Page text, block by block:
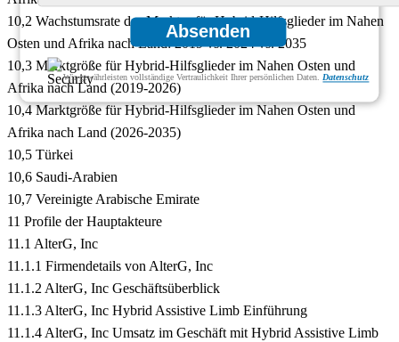
Absenden
Wir gewährleisten vollständige Vertraulichkeit Ihrer persönlichen Daten. Datenschutz
10,2 Wachstumsrate des Marktes für Hybrid-Hilfsglieder im Nahen
Osten und Afrika nach Land: 2019 vs. 2024 vs. 2035
10,3 Marktgröße für Hybrid-Hilfsglieder im Nahen Osten und
Afrika nach Land (2019-2026)
10,4 Marktgröße für Hybrid-Hilfsglieder im Nahen Osten und
Afrika nach Land (2026-2035)
10,5 Türkei
10,6 Saudi-Arabien
10,7 Vereinigte Arabische Emirate
11 Profile der Hauptakteure
11.1 AlterG, Inc
11.1.1 Firmendetails von AlterG, Inc
11.1.2 AlterG, Inc Geschäftsüberblick
11.1.3 AlterG, Inc Hybrid Assistive Limb Einführung
11.1.4 AlterG, Inc Umsatz im Geschäft mit Hybrid Assistive Limb